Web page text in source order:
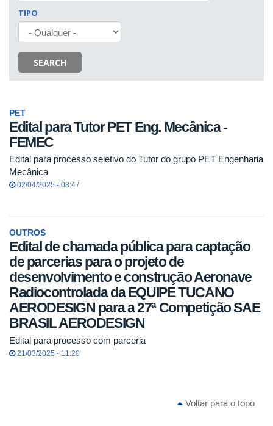
TIPO
SEARCH
PET
Edital para Tutor PET Eng. Mecânica -
FEMEC
Edital para processo seletivo do Tutor do grupo PET Engenharia
Mecânica
02/04/2025 - 08:47
OUTROS
Edital de chamada pública para captação
de parcerias para o projeto de
desenvolvimento e construção Aeronave
Radiocontrolada da EQUIPE TUCANO
AERODESIGN para a 27ª Competição SAE
BRASIL AERODESIGN
Edital para processo com parceria
21/03/2025 - 11:20
Voltar para o topo